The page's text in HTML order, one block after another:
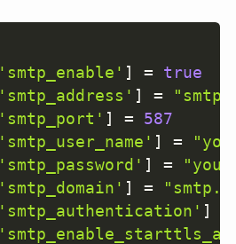
'smtp_enable' ] =
true
'smtp_address' ] =
'smtp_port' ] =
587
'smtp_user_name' ] =
'smtp_password' ] =
'smtp_domain' ] =
'smtp_authentication' ]